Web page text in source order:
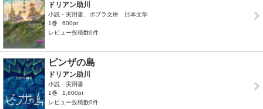
ドリアン助川
小説・実用書、ポプラ文庫 日本文学
1巻
600pt
レビュー投稿数0件
ピンザの島
ドリアン助川
小説・実用書
1巻
1,600pt
レビュー投稿数0件